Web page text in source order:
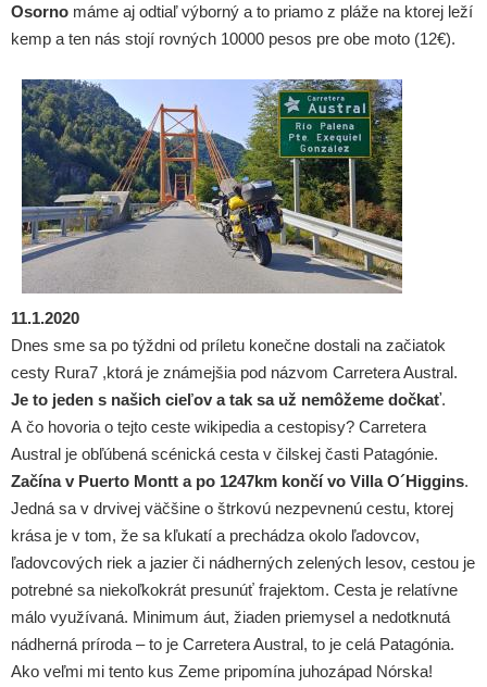
Osorno máme aj odtiaľ výborný a to priamo z pláže na ktorej leží
kemp a ten nás stojí rovných 10000 pesos pre obe moto (12€).
11.1.2020
Dnes sme sa po týždni od príletu konečne dostali na začiatok
cesty Rura7 ,ktorá je známejšia pod názvom Carretera Austral.
Je to jeden s našich cieľov a tak sa už nemôžeme dočkať.
A čo hovoria o tejto ceste wikipedia a cestopisy? Carretera
Austral je obľúbená scénická cesta v čilskej časti Patagónie.
Začína v Puerto Montt a po 1247km končí vo Villa O´Higgins.
Jedná sa v drvivej väčšine o štrkovú nezpevnenú cestu, ktorej
krása je v tom, že sa kľukatí a prechádza okolo ľadovcov,
ľadovcových riek a jazier či nádherných zelených lesov, cestou je
potrebné sa niekoľkokrát presunúť frajektom. Cesta je relatívne
málo využívaná. Minimum áut, žiaden priemysel a nedotknutá
nádherná príroda – to je Carretera Austral, to je celá Patagónia.
Ako veľmi mi tento kus Zeme pripomína juhozápad Nórska!